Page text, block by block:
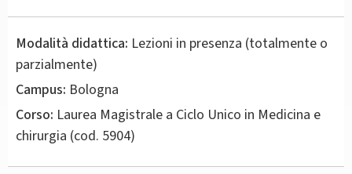
Modalità didattica: Lezioni in presenza (totalmente o
parzialmente)
Campus: Bologna
Corso: Laurea Magistrale a Ciclo Unico in Medicina e
chirurgia (cod. 5904)